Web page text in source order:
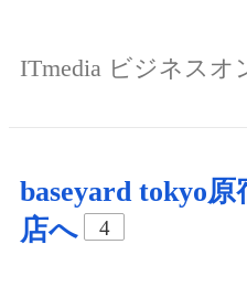
ITmedia ビジネスオ
baseyard tokyo原
店へ
4